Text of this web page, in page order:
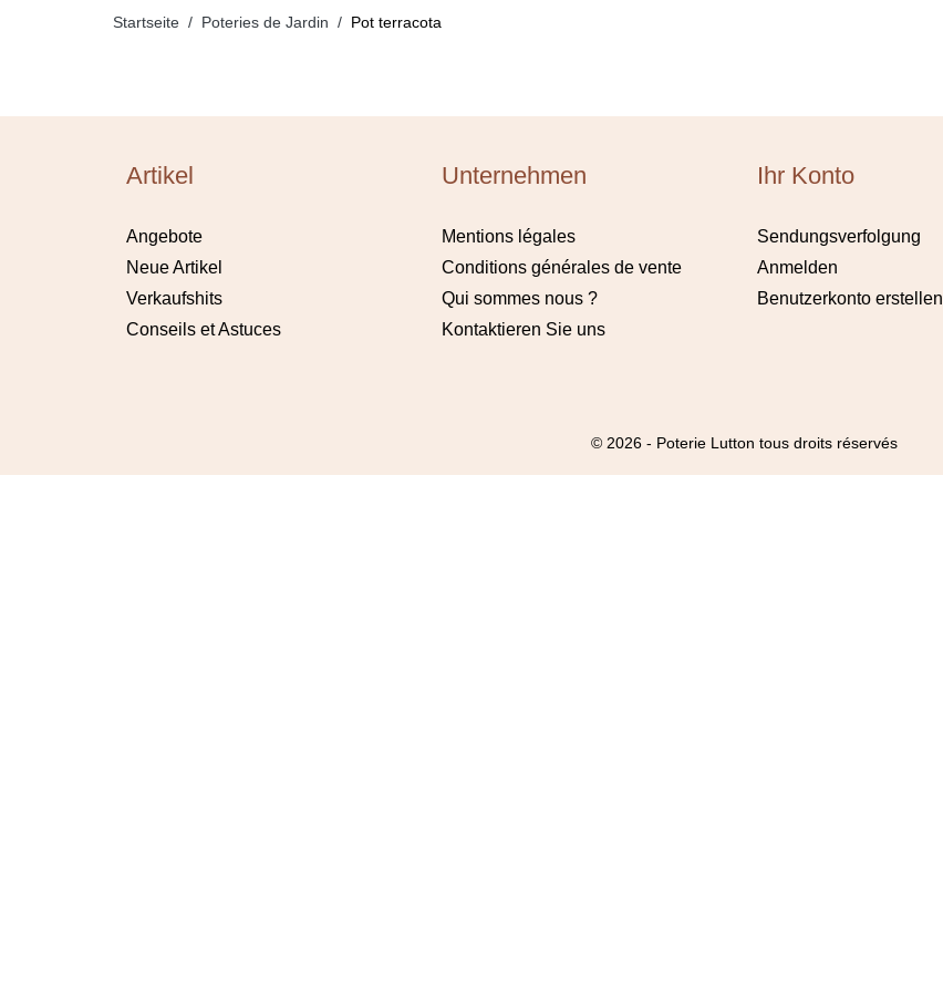
Startseite Poteries de Jardin Pot terracota
Artikel
Angebote
Neue Artikel
Verkaufshits
Conseils et Astuces
Unternehmen
Mentions légales
Conditions générales de vente
Qui sommes nous ?
Kontaktieren Sie uns
Ihr Konto
Sendungsverfolgung
Anmelden
Benutzerkonto erstellen
© 2026 - Poterie Lutton tous droits réservés